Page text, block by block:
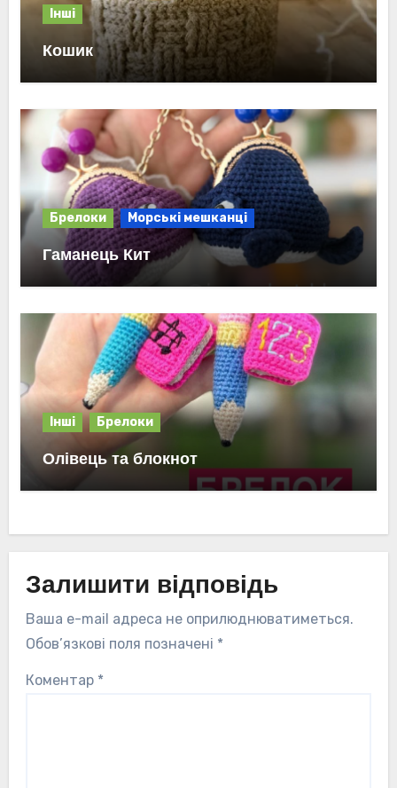
Інші
Кошик
Брелоки Морські мешканці
Гаманець Кит
Інші Брелоки
Олівець та блокнот
Залишити відповідь
Ваша e-mail адреса не оприлюднюватиметься.
Обов’язкові поля позначені *
Коментар *